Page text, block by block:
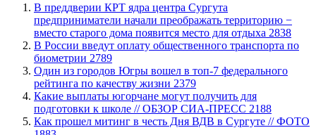
​В преддверии КРТ ядра центра Сургута
предприниматели начали преображать территорию −
вместо старого дома появится место для отдыха 2838
В России введут оплату общественного транспорта по
биометрии 2789
Один из городов Югры вошел в топ-7 федерального
рейтинга по качеству жизни 2379
Какие выплаты югорчане могут получить для
подготовки к школе // ОБЗОР СИА-ПРЕСС 2188
Как прошел митинг в честь Дня ВДВ в Сургуте // ФОТО